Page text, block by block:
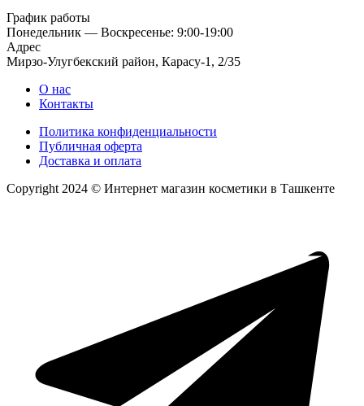
График работы
Понедельник — Воскресенье: 9:00-19:00
Адрес
Мирзо-Улугбекский район, Карасу-1, 2/35
О нас
Контакты
Политика конфиденциальности
Публичная оферта
Доставка и оплата
Copyright 2024 © Интернет магазин косметики в Ташкенте